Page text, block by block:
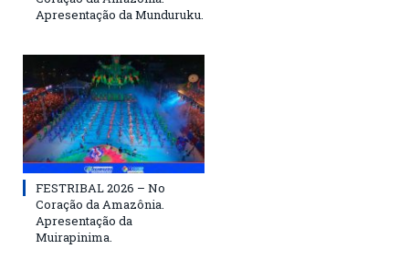
Apresentação da Munduruku.
FESTRIBAL 2026 – No
Coração da Amazônia.
Apresentação da
Muirapinima.